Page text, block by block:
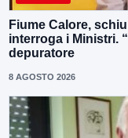
Fiume Calore,
interroga i Ministri.
depuratore
8 AGOSTO 2026